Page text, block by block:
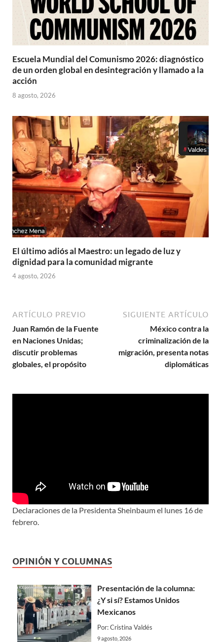
Escuela Mundial del Comunismo 2026: diagnóstico
de un orden global en desintegración y llamado a la
acción
8 agosto, 2026
El último adiós al Maestro: un legado de luz y
dignidad para la comunidad migrante
4 agosto, 2026
ARTÍCULO PREVIO
Juan Ramón de la Fuente
en Naciones Unidas;
discutir problemas
globales, el propósito
SIGUIENTE ARTÍCULO
México contra la
criminalización de la
migración, presenta notas
diplomáticas
Declaraciones de la Presidenta Sheinbaum el lunes 16 de
febrero.
OPINIÓN Y COLUMNAS
Presentación de la columna:
¿Y si sí? Estamos Unidos
Mexicanos
Por: Cristina Valdés
9 agosto, 2026